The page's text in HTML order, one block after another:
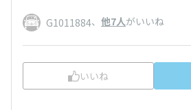
G1011884、 他7人がいいね
いいね